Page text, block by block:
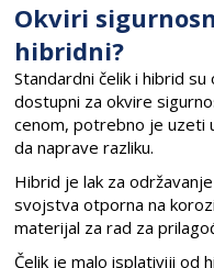
Okviri
hibridni?
Standardni čelik i hibrid
dostupni za okvire
cenom, potrebno je uzeti
da naprave razliku.
Hibrid je lak za
svojstva otporna na
materijal za rad za
Čelik je malo isplativiji od